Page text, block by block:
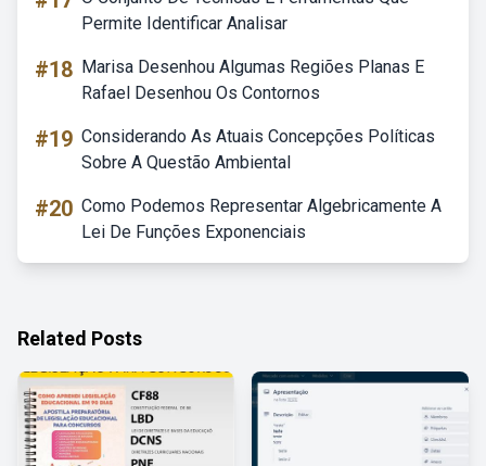
Permite Identificar Analisar
#18 Marisa Desenhou Algumas Regiões Planas E
Rafael Desenhou Os Contornos
#19 Considerando As Atuais Concepções Políticas
Sobre A Questão Ambiental
#20 Como Podemos Representar Algebricamente A
Lei De Funções Exponenciais
Related Posts